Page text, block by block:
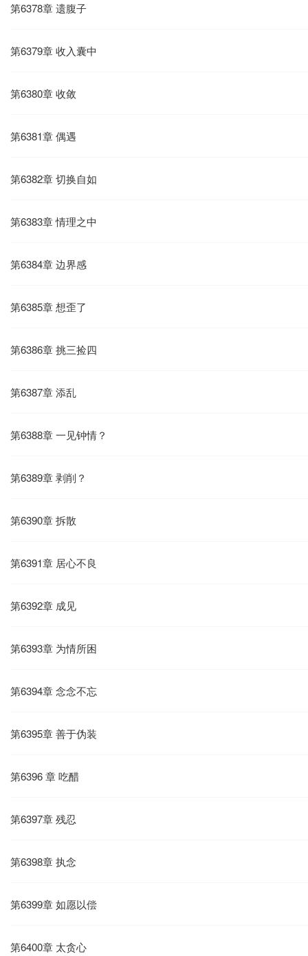
第6378章 遗腹子
第6379章 收入囊中
第6380章 收敛
第6381章 偶遇
第6382章 切换自如
第6383章 情理之中
第6384章 边界感
第6385章 想歪了
第6386章 挑三捡四
第6387章 添乱
第6388章 一见钟情？
第6389章 剥削？
第6390章 拆散
第6391章 居心不良
第6392章 成见
第6393章 为情所困
第6394章 念念不忘
第6395章 善于伪装
第6396 章 吃醋
第6397章 残忍
第6398章 执念
第6399章 如愿以偿
第6400章 太贪心